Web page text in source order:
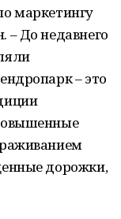
маркетингу
– До недавнего
– это
дорожки,